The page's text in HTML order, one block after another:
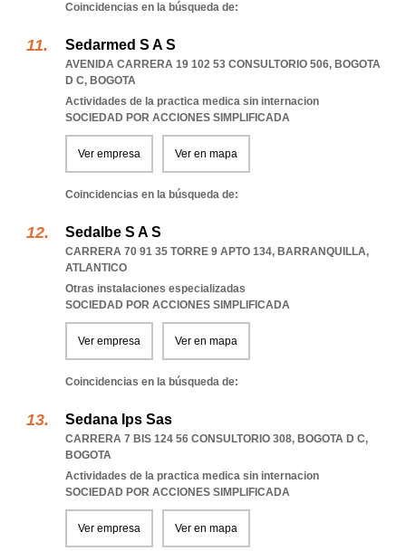
Coincidencias en la búsqueda de:
Sedarmed S A S
AVENIDA CARRERA 19 102 53 CONSULTORIO 506, BOGOTA
D C, BOGOTA
Actividades de la practica medica sin internacion
SOCIEDAD POR ACCIONES SIMPLIFICADA
Ver empresa Ver en mapa
Coincidencias en la búsqueda de:
Sedalbe S A S
CARRERA 70 91 35 TORRE 9 APTO 134, BARRANQUILLA,
ATLANTICO
Otras instalaciones especializadas
SOCIEDAD POR ACCIONES SIMPLIFICADA
Ver empresa Ver en mapa
Coincidencias en la búsqueda de:
Sedana Ips Sas
CARRERA 7 BIS 124 56 CONSULTORIO 308, BOGOTA D C,
BOGOTA
Actividades de la practica medica sin internacion
SOCIEDAD POR ACCIONES SIMPLIFICADA
Ver empresa Ver en mapa